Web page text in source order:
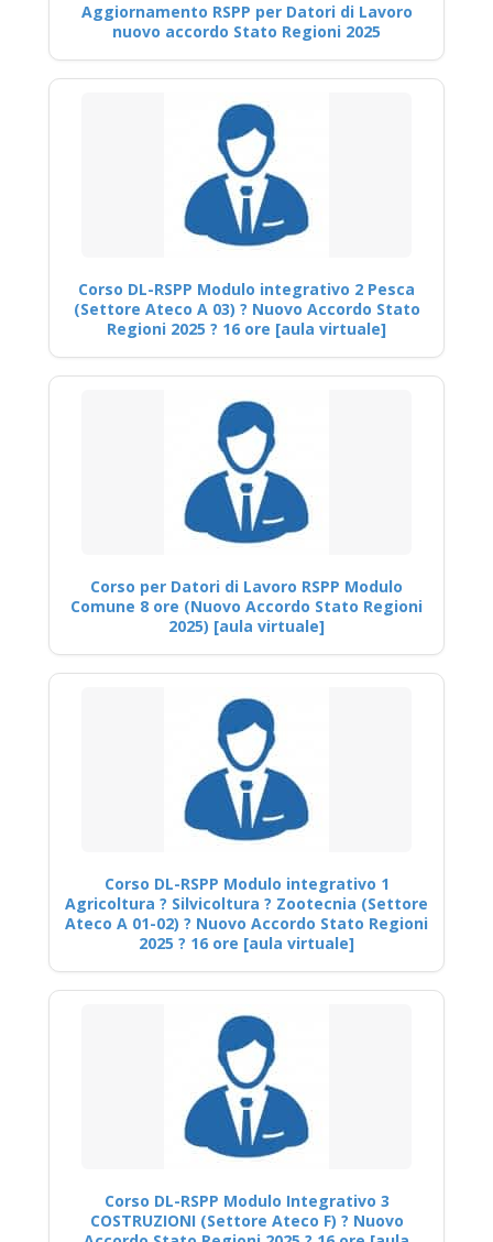
Aggiornamento RSPP per Datori di Lavoro
nuovo accordo Stato Regioni 2025
Corso DL-RSPP Modulo integrativo 2 Pesca
(Settore Ateco A 03) ? Nuovo Accordo Stato
Regioni 2025 ? 16 ore [aula virtuale]
Corso per Datori di Lavoro RSPP Modulo
Comune 8 ore (Nuovo Accordo Stato Regioni
2025) [aula virtuale]
Corso DL-RSPP Modulo integrativo 1
Agricoltura ? Silvicoltura ? Zootecnia (Settore
Ateco A 01-02) ? Nuovo Accordo Stato Regioni
2025 ? 16 ore [aula virtuale]
Corso DL-RSPP Modulo Integrativo 3
COSTRUZIONI (Settore Ateco F) ? Nuovo